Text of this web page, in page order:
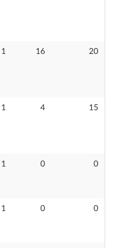
1 16 20
1 4 15
1 0 0
1 0 0